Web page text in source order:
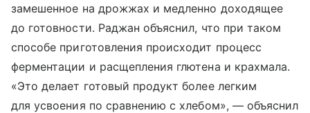
замешенное на дрожжах и медленно доходящее
до готовности. Раджан объяснил, что при таком
способе приготовления происходит процесс
ферментации и расщепления глютена и крахмала.
«Это делает готовый продукт более легким
для усвоения по сравнению с хлебом», — объяснил